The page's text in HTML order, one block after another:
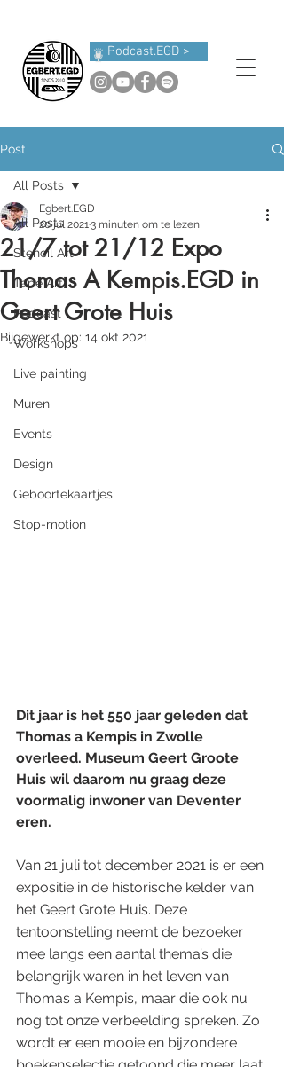
Podcast.EGD >
Post
All Posts
Stencil Art
Tape Art
Podcast
Workshops
Live painting
Muren
Events
Design
Geboortekaartjes
Stop-motion
All Posts
21/7 tot 21/12 Expo
Thomas A Kempis.EGD in
Geert Grote Huis
Egbert.EGD
20 jul 20213 minuten om te lezen
Bijgewerkt op: 14 okt 2021
Dit jaar is het 550 jaar geleden dat
Thomas a Kempis in Zwolle
overleed. Museum Geert Groote
Huis wil daarom nu graag deze
voormalig inwoner van Deventer
eren.
Van 21 juli tot december 2021 is er een
expositie in de historische kelder van
het Geert Grote Huis. Deze
tentoonstelling neemt de bezoeker
mee langs een aantal thema’s die
belangrijk waren in het leven van
Thomas a Kempis, maar die ook nu
nog tot onze verbeelding spreken. Zo
wordt er een mooie en bijzondere